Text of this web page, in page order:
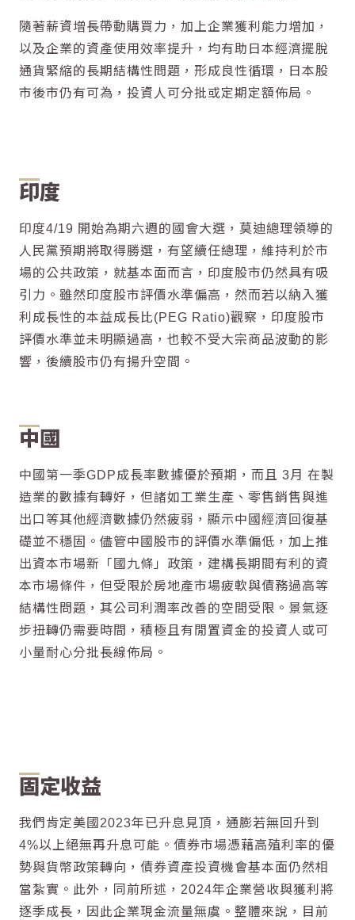
隨著薪資增長帶動購買力，加上企業獲利能力增加，
以及企業的資產使用效率提升，均有助日本經濟擺脫
通貨緊縮的長期結構性問題，形成良性循環，日本股
市後市仍有可為，投資人可分批或定期定額佈局。
印度
印度4/19 開始為期六週的國會大選，莫迪總理領導的
人民黨預期將取得勝選，有望續任總理，維持利於市
場的公共政策，就基本面而言，印度股市仍然具有吸
引力。雖然印度股市評價水準偏高，然而若以納入獲
利成長性的本益成長比(PEG Ratio)觀察，印度股市
評價水準並未明顯過高，也較不受大宗商品波動的影
響，後續股市仍有揚升空間。
中國
中國第一季GDP成長率數據優於預期，而且 3月 在製
造業的數據有轉好，但諸如工業生產、零售銷售與進
出口等其他經濟數據仍然疲弱，顯示中國經濟回復基
礎並不穩固。儘管中國股市的評價水準偏低，加上推
出資本市場新「國九條」政策，建構長期間有利的資
本市場條件，但受限於房地產市場疲軟與債務過高等
結構性問題，其公司利潤率改善的空間受限。景氣逐
步扭轉仍需要時間，積極且有閒置資金的投資人或可
小量耐心分批長線佈局。
固定收益
我們肯定美國2023年已升息見頂，通膨若無回升到
4%以上絕無再升息可能。債券市場憑藉高殖利率的優
勢與貨幣政策轉向，債券資產投資機會基本面仍然相
當紮實。此外，同前所述，2024年企業營收與獲利將
逐季成長，因此企業現金流量無虞。整體來說，目前